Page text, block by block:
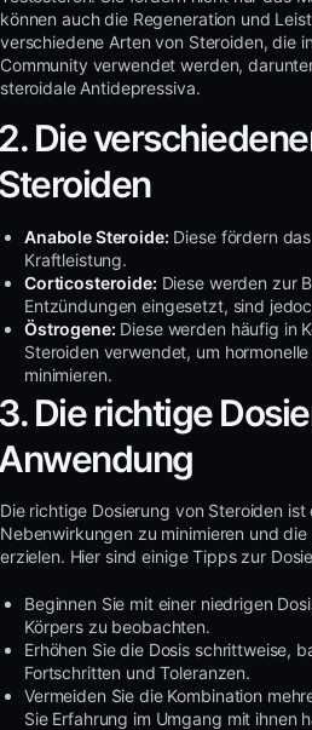
können auch die Regeneration und
verschiedene Arten von Steroiden, die
Community verwendet werden,
steroidale Antidepressiva.
Die
Anabole Steroide: Diese fördern
Kraftleistung.
Corticosteroide: Diese werden zur
Entzündungen eingesetzt, sind
Östrogene: Diese werden häufig in
Steroiden verwendet, um
minimieren.
Die richtige
Die richtige Dosierung von Steroiden
Nebenwirkungen zu minimieren und
erzielen. Hier sind einige Tipps zur
Beginnen Sie mit einer niedrigen
Körpers zu beobachten.
Erhöhen Sie die Dosis schrittweise,
Fortschritten und Toleranzen.
Vermeiden Sie die Kombination
Sie Erfahrung im Umgang mit ihnen